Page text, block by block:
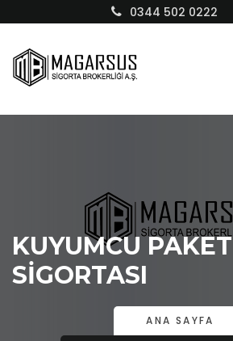
0344 502 0222
KUYUMCU PAKET
SİGORTASI
ANA SAYFA